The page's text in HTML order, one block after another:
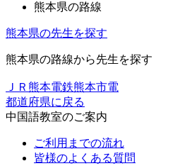
熊本県の路線
熊本県の先生を探す
熊本県の路線から先生を探す
ＪＲ 熊本電鉄熊本市電
都道府県に戻る
中国語教室のご案内
ご利用までの流れ
皆様のよくある質問